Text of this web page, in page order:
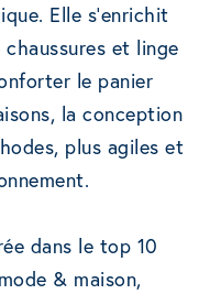
Elle s’enrichit
et linge
le panier
la conception
plus agiles et
dans le top 10
& maison,